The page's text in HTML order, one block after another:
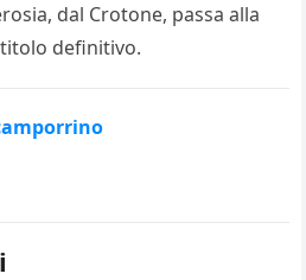
dal Crotone, passa alla
definitivo.